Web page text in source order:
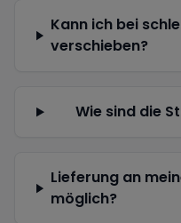
Kann ich bei
verschieben?
Wie sind die
Lieferung an
möglich?